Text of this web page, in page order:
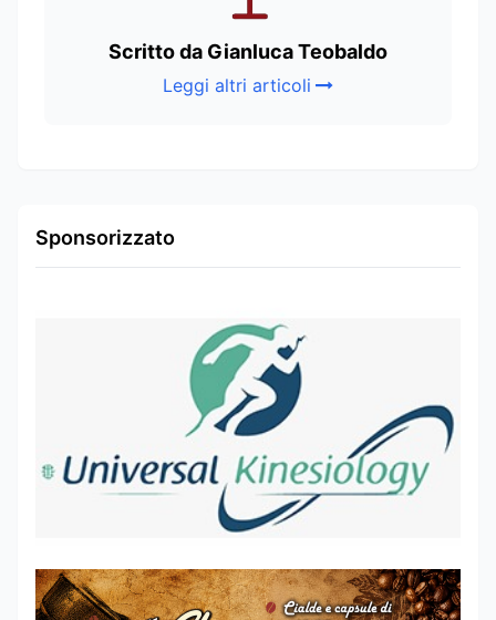
Scritto da Gianluca Teobaldo
Leggi altri articoli
Sponsorizzato